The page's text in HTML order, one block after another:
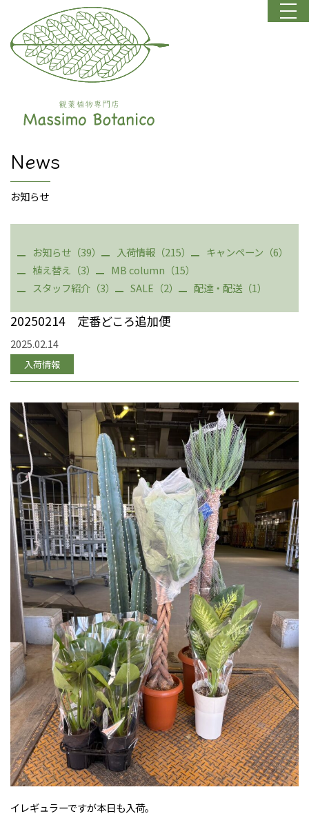
News
お知らせ
お知らせ（39） 入荷情報（215）
キャンペーン（6）
植え替え（3）
MB column（15）
スタッフ紹介（3）
SALE（2） 配達・配送（1）
20250214 定番どころ追加便
2025.02.14
入荷情報
イレギュラーですが本日も入荷。